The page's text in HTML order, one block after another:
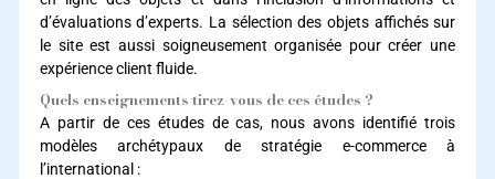
d’évaluations d’experts. La sélection des objets affichés sur
le site est aussi soigneusement organisée pour créer une
expérience client fluide.
Quels enseignements tirez-vous de ces études ?
A partir de ces études de cas, nous avons identifié trois
modèles archétypaux de stratégie e-commerce à
l’international :